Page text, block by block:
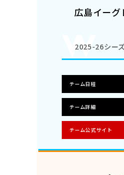
広島イーグ
2025-26シー
チーム日程
チーム詳細
チーム公式サイト